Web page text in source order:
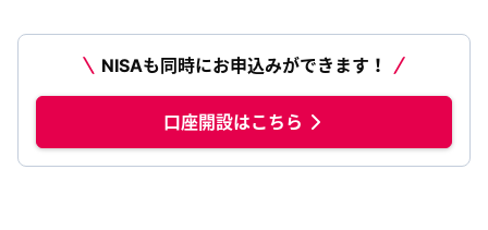
NISAも同時にお申込みができます！
口座開設はこちら